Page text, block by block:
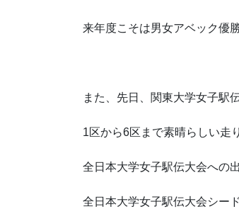
来年度こそは男女アベック優
また、先日、関東大学女子駅
1区から6区まで素晴らしい走
全日本大学女子駅伝大会への
全日本大学女子駅伝大会シー